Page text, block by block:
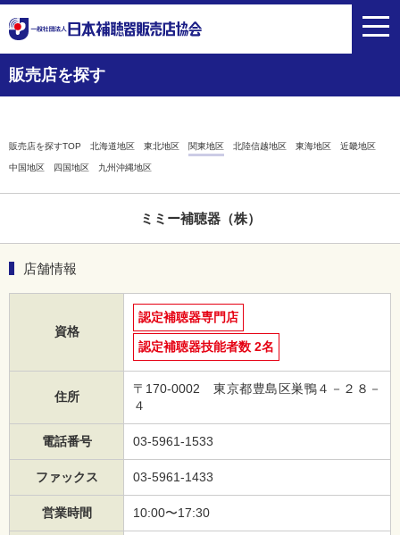
toggle
販売店を探す
販売店を探すTOP 北海道地区 東北地区 関東地区 北陸信越地区 東海地区 近畿地区
中国地区 四国地区 九州沖縄地区
ミミー補聴器（株）
店舗情報
資格
認定補聴器専門店
認定補聴器技能者数 2名
住所
〒170-0002 東京都豊島区巣鴨４－２８－
４
電話番号 03-5961-1533
ファックス 03-5961-1433
営業時間 10:00〜17:30